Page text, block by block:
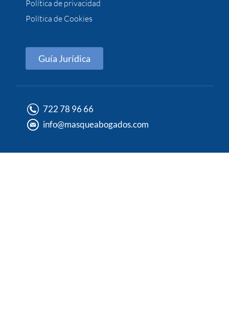
Política de privacidad
Política de Cookies
Guía Jurídica
722 78 96 66
info@masqueabogados.com